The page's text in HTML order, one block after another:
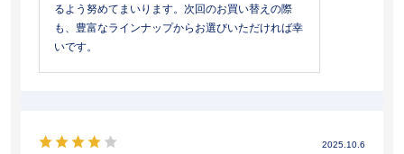
るよう努めてまいります。次回のお買い替えの際
も、豊富なラインナップからお選びいただければ幸
いです。
2025.10.6